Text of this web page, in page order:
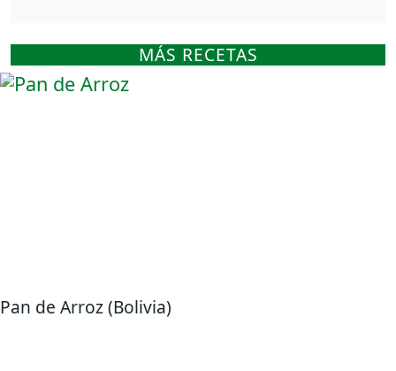
MÁS RECETAS
Pan de Arroz (Bolivia)